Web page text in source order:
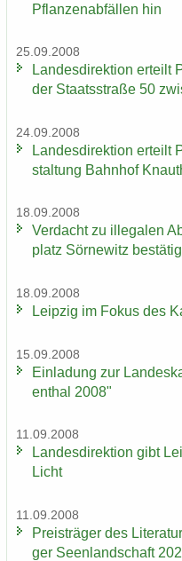
Pflan­zen­ab­fäl­len hin
25.09.2008
Lan­des­di­rek­ti­on er­teilt
der Staats­stra­ße 50
24.09.2008
Lan­des­di­rek­ti­on er­teilt
stal­tung Bahn­hof
18.09.2008
Ver­dacht zu il­le­ga­len
platz Sör­ne­witz
18.09.2008
Leip­zig im Fokus des
15.09.2008
Ein­la­dung zur
en­thal 2008"
11.09.2008
Lan­des­di­rek­ti­on gibt
Licht
11.09.2008
Preis­trä­ger des
ger Se­en­land­schaft